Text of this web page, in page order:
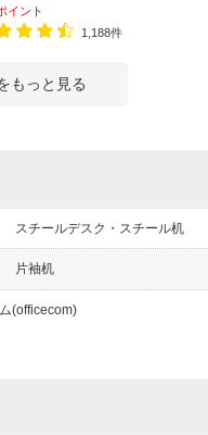
イント
1,188件
もっと見る
スチールデスク・スチール机
片袖机
(officecom)